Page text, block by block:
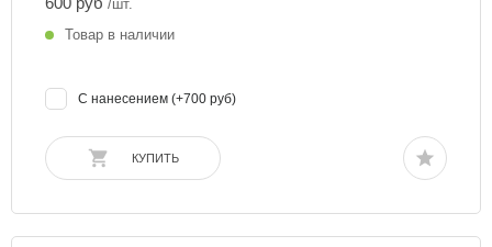
/шт.
Товар в наличии
С нанесением (+700 руб)
КУПИТЬ